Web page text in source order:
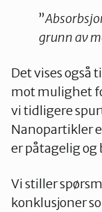
”
grunn av
Det vises også
mot mulighet
vi tidligere
Nanopartikler
er påtagelig og
Vi stiller
konklusjoner